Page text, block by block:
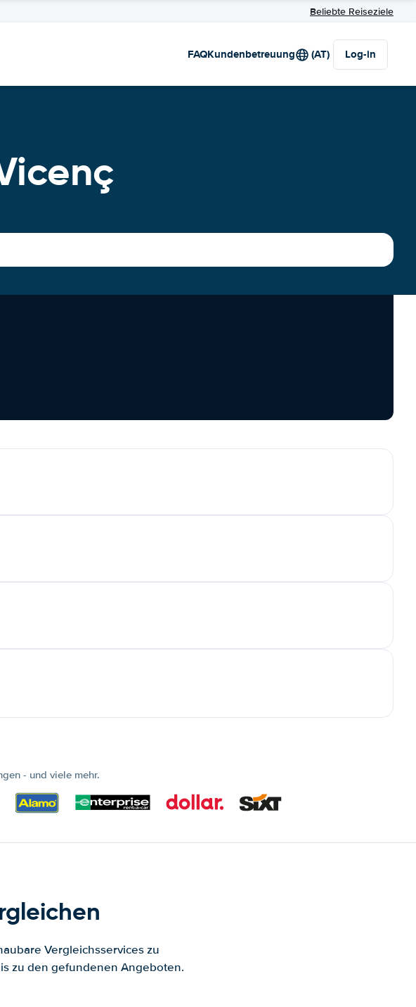
Beliebte Reiseziele
FAQKundenbetreuung (AT) Log-in
- und viele mehr.
Vergleichsservices zu
zu den gefundenen Angeboten.